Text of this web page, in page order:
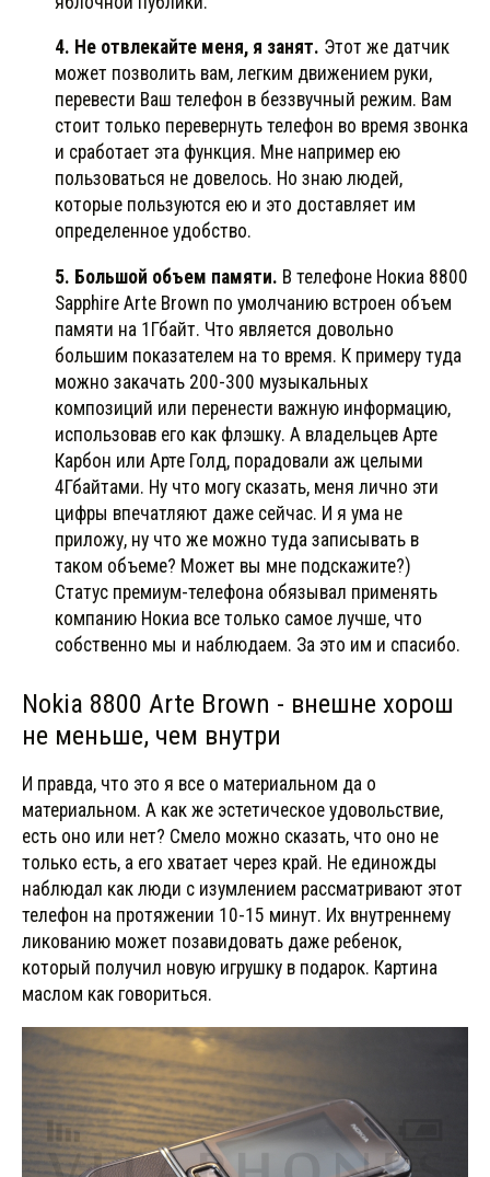
4. Не отвлекайте меня, я занят. Этот же датчик
может позволить вам, легким движением руки,
перевести Ваш телефон в беззвучный режим. Вам
стоит только перевернуть телефон во время звонка
и сработает эта функция. Мне например ею
пользоваться не довелось. Но знаю людей,
которые пользуются ею и это доставляет им
определенное удобство.
5. Большой объем памяти. В телефоне Нокиа 8800
Sapphire Arte Brown по умолчанию встроен объем
памяти на 1Гбайт. Что является довольно
большим показателем на то время. К примеру туда
можно закачать 200-300 музыкальных
композиций или перенести важную информацию,
использовав его как флэшку. А владельцев Арте
Карбон или Арте Голд, порадовали аж целыми
4Гбайтами. Ну что могу сказать, меня лично эти
цифры впечатляют даже сейчас. И я ума не
приложу, ну что же можно туда записывать в
таком объеме? Может вы мне подскажите?)
Статус премиум-телефона обязывал применять
компанию Нокиа все только самое лучше, что
собственно мы и наблюдаем. За это им и спасибо.
Nokia 8800 Arte Brown - внешне хорош
не меньше, чем внутри
И правда, что это я все о материальном да о
материальном. А как же эстетическое удовольствие,
есть оно или нет? Смело можно сказать, что оно не
только есть, а его хватает через край. Не единожды
наблюдал как люди с изумлением рассматривают этот
телефон на протяжении 10-15 минут. Их внутреннему
ликованию может позавидовать даже ребенок,
который получил новую игрушку в подарок. Картина
маслом как говориться.